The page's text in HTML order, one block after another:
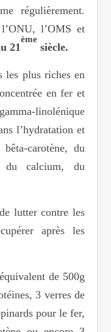
régulièrement.
l’OMS et
21
ème
siècle.
les plus riches en
en fer et
linolénique
l’hydratation et
carotène, du
du calcium, du
lutter contre les
après les
de 500g
3 verres de
pour le fer,